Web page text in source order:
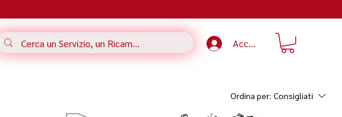
Accedi
Ordina per: Consigliati